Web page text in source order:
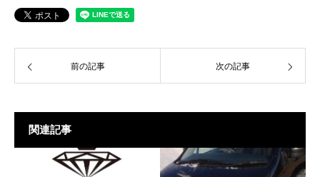
前の記事 次の記事
関連記事